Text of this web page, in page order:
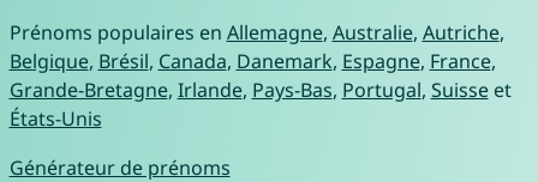
Prénoms populaires en Allemagne, Australie, Autriche,
Belgique, Brésil, Canada, Danemark, Espagne, France,
Grande-Bretagne, Irlande, Pays-Bas, Portugal, Suisseet
États-Unis
Générateur de prénoms